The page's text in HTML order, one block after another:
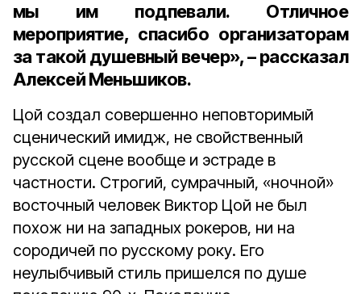
мы им подпевали. Отличное
мероприятие, спасибо организаторам
за такой душевный вечер», – рассказал
Алексей Меньшиков.
Цой создал совершенно неповторимый
сценический имидж, не свойственный
русской сцене вообще и эстраде в
частности. Строгий, сумрачный, «ночной»
восточный человек Виктор Цой не был
похож ни на западных рокеров, ни на
сородичей по русскому року. Его
неулыбчивый стиль пришелся по душе